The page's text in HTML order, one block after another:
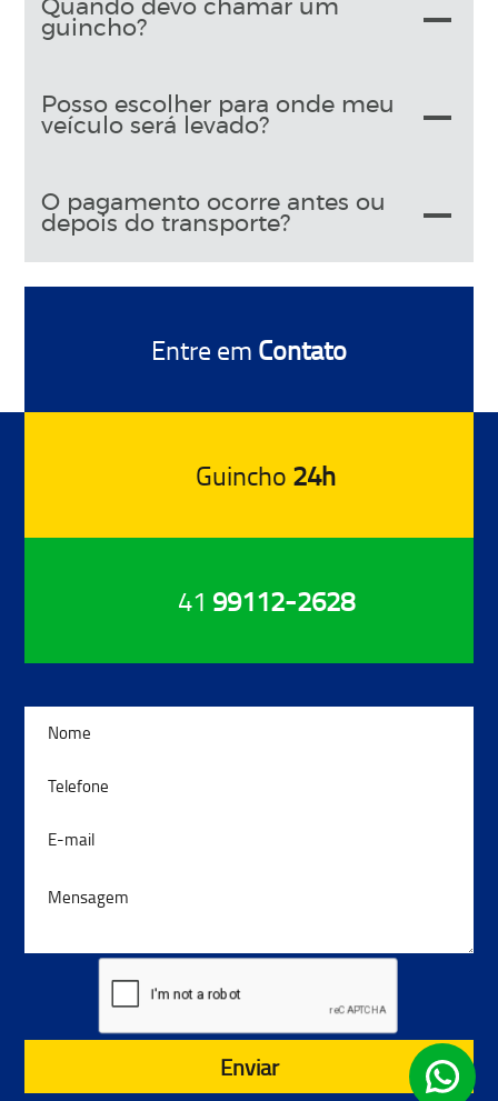
Quando devo chamar um
guincho?
Posso escolher para onde meu
veículo será levado?
O pagamento ocorre antes ou
depois do transporte?
Guincho 24h
Entre em Contato
41 99112-2628
Enviar